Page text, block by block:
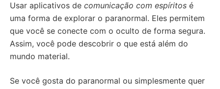
Usar aplicativos de comunicação com espíritos é
uma forma de explorar o paranormal. Eles permitem
que você se conecte com o oculto de forma segura.
Assim, você pode descobrir o que está além do
mundo material.
Se você gosta do paranormal ou simplesmente quer